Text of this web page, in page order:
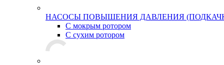
НАСОСЫ ПОВЫШЕНИЯ ДАВЛЕНИЯ
С мокрым ротором
С сухим ротором